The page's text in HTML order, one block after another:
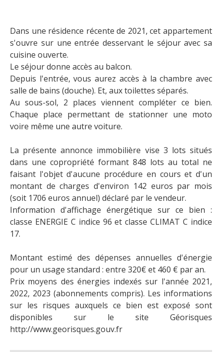
Dans une résidence récente de 2021, cet appartement
s'ouvre sur une entrée desservant le séjour avec sa
cuisine ouverte.
Le séjour donne accès au balcon.
Depuis l'entrée, vous aurez accès à la chambre avec
salle de bains (douche). Et, aux toilettes séparés.
Au sous-sol, 2 places viennent compléter ce bien.
Chaque place permettant de stationner une moto
voire même une autre voiture.
La présente annonce immobilière vise 3 lots situés
dans une copropriété formant 848 lots au total ne
faisant l'objet d'aucune procédure en cours et d'un
montant de charges d'environ 142 euros par mois
(soit 1706 euros annuel) déclaré par le vendeur.
Information d'affichage énergétique sur ce bien :
classe ENERGIE C indice 96 et classe CLIMAT C indice
17.
Montant estimé des dépenses annuelles d'énergie
pour un usage standard : entre 320€ et 460 € par an.
Prix moyens des énergies indexés sur l'année 2021,
2022, 2023 (abonnements compris). Les informations
sur les risques auxquels ce bien est exposé sont
disponibles sur le site Géorisques
http://www.georisques.gouv.fr